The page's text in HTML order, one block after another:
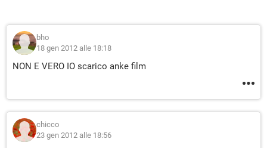
bho
18 gen 2012 alle 18:18
NON E VERO IO scarico anke film
chicco
23 gen 2012 alle 18:56